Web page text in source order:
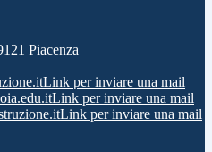
Piacenza
Link per inviare una mail
Link per inviare una mail
Link per inviare una mail